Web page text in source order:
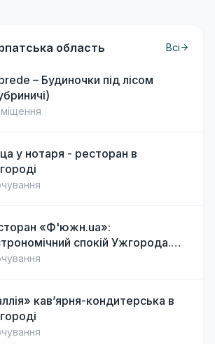
область Всі
– Будиночки під лісом
у нотаря - ресторан в
«Ф'южн.ua»:
спокій Ужгорода.
локальна кухня, затишок
кав’ярня-кондитерська в